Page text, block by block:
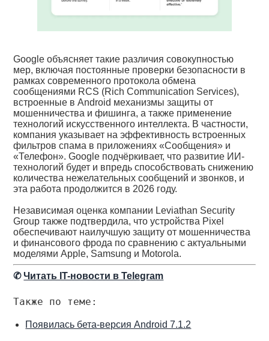
Google объясняет такие различия совокупностью
мер, включая постоянные проверки безопасности в
рамках современного протокола обмена
сообщениями RCS (Rich Communication Services),
встроенные в Android механизмы защиты от
мошенничества и фишинга, а также применение
технологий искусственного интеллекта. В частности,
компания указывает на эффективность встроенных
фильтров спама в приложениях «Сообщения» и
«Телефон». Google подчёркивает, что развитие ИИ-
технологий будет и впредь способствовать снижению
количества нежелательных сообщений и звонков, и
эта работа продолжится в 2026 году.
Независимая оценка компании Leviathan Security
Group также подтвердила, что устройства Pixel
обеспечивают наилучшую защиту от мошенничества
и финансового фрода по сравнению с актуальными
моделями Apple, Samsung и Motorola.
✆Читать IT-новости в Telegram
Также по теме:
Появилась бета-версия Android 7.1.2